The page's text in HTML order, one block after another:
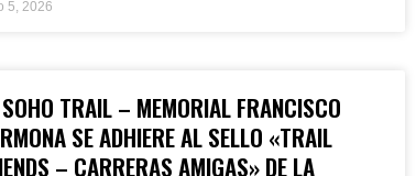
5, 2026
TRAIL – MEMORIAL FRANCISCO
SE ADHIERE AL SELLO «TRAIL
– CARRERAS AMIGAS» DE LA